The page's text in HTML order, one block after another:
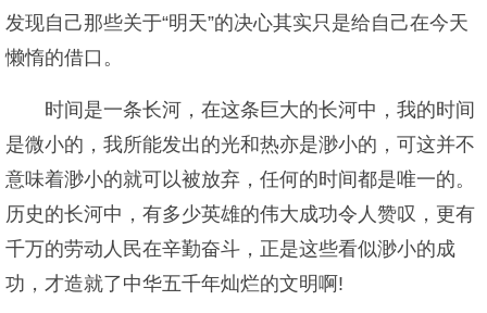
发现自己那些关于“明天”的决心其实只是给自己在今天
懒惰的借口。
时间是一条长河，在这条巨大的长河中，我的时间
是微小的，我所能发出的光和热亦是渺小的，可这并不
意味着渺小的就可以被放弃，任何的时间都是唯一的。
历史的长河中，有多少英雄的伟大成功令人赞叹，更有
千万的劳动人民在辛勤奋斗，正是这些看似渺小的成
功，才造就了中华五千年灿烂的文明啊!